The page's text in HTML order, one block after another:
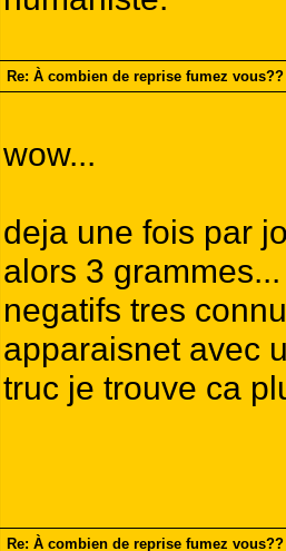
Re: À combien de reprise fumez vous??
wow...
deja une fois par
alors 3
negatifs tres
apparaisnet avec
truc je trouve ca
Re: À combien de reprise fumez vous??